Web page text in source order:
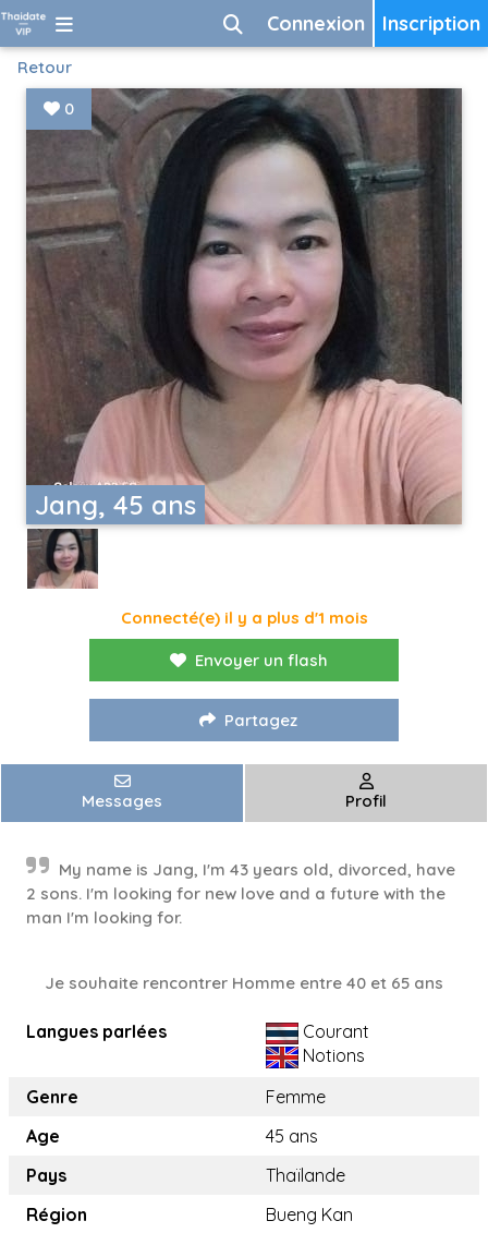
Inscription
Connexion
Retour
Jang, 45 ans
0
Connecté(e) il y a plus d'1 mois
Envoyer un flash
Partagez
Messages Profil
My name is Jang, I'm 43 years old, divorced, have
2 sons. I'm looking for new love and a future with the
man I'm looking for.
Je souhaite rencontrer Homme entre 40 et 65 ans
Langues parlées
Courant
Notions
Genre
Femme
Age
45 ans
Pays
Thaïlande
Région
Bueng Kan